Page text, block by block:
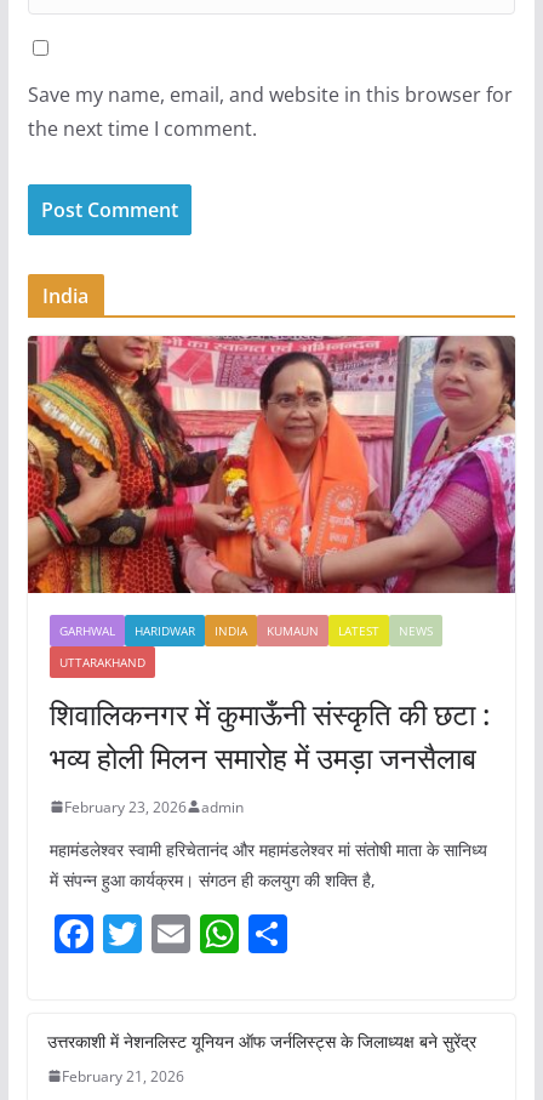
Save my name, email, and website in this browser for
the next time I comment.
India
GARHWAL HARIDWAR INDIA KUMAUN LATEST
NEWS
UTTARAKHAND
शिवालिकनगर में कुमाऊँनी संस्कृति की छटा :
भव्य होली मिलन समारोह में उमड़ा जनसैलाब
February 23, 2026 admin
महामंडलेश्वर स्वामी हरिचेतानंद और महामंडलेश्वर मां संतोषी माता के सानिध्य
में संपन्न हुआ कार्यक्रम। संगठन ही कलयुग की शक्ति है,
F
e
b
T
er
E
l
W
s
S
e
उत्तरकाशी में नेशनलिस्ट यूनियन ऑफ जर्नलिस्ट्स के जिलाध्यक्ष बने सुरेंद्र
February 21, 2026